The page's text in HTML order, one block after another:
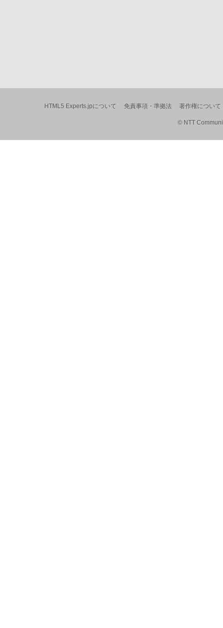
HTML5 Experts.jpについて 免責事項・準拠法 著作権について
© NTT